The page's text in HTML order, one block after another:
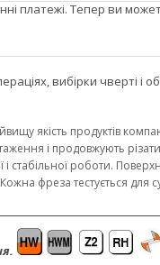
платежі. Тепер ви
вибірки чверті і
якість продуктів
і продовжують
стабільної роботи.
фреза тестується для